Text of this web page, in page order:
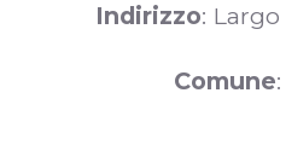
Indirizzo:
Comune